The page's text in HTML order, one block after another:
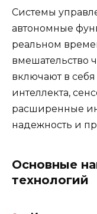
Системы
автономные
реальном
вмешательство
включают в
интеллекта,
расширенные
надежность и
Основные
технологий